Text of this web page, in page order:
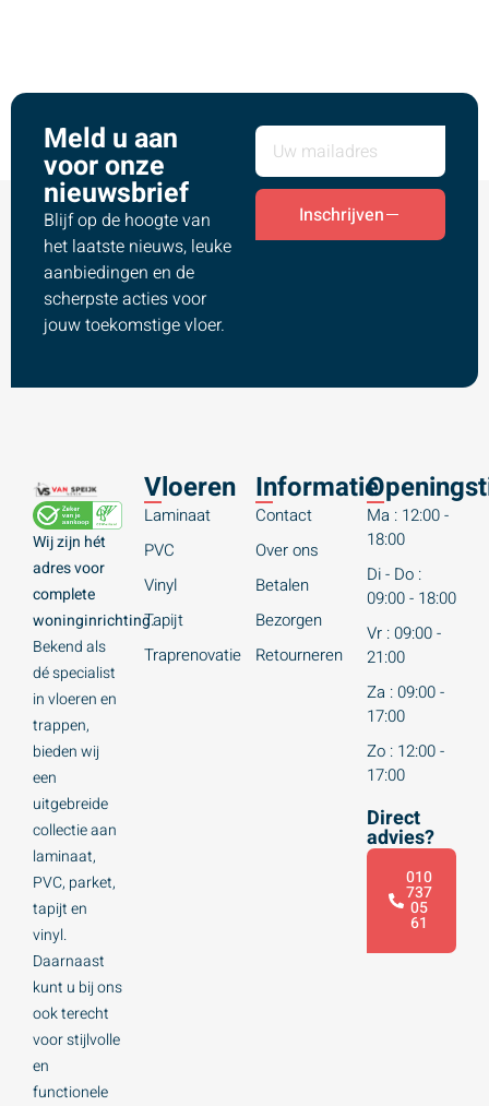
Meld u aan
voor onze
nieuwsbrief
Blijf op de hoogte van
het laatste nieuws, leuke
aanbiedingen en de
scherpste acties voor
jouw toekomstige vloer.
Inschrijven
Wij zijn hét
adres voor
complete
woninginrichting.
Bekend als
dé specialist
in vloeren en
trappen,
bieden wij
een
uitgebreide
collectie aan
laminaat,
PVC, parket,
tapijt en
vinyl.
Daarnaast
kunt u bij ons
ook terecht
voor stijlvolle
en
functionele
Vloeren
Laminaat
PVC
Vinyl
Tapijt
Traprenovatie
Informatie
Contact
Over ons
Betalen
Bezorgen
Retourneren
Ma : 12:00 -
18:00
Di - Do :
09:00 - 18:00
Vr : 09:00 -
21:00
Za : 09:00 -
17:00
Zo : 12:00 -
17:00
Direct
advies?
010
737
05
61